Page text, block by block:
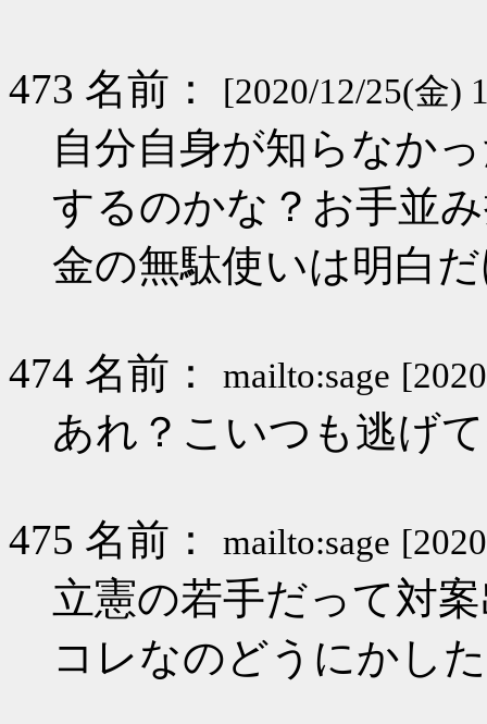
473 名前： [2020/12/25(金)
自分自身が知らなか
するのかな？お手並
金の無駄使いは明白
474 名前： mailto:sage
あれ？こいつも逃げ
475 名前： mailto:sage
立憲の若手だって対
コレなのどうにかし